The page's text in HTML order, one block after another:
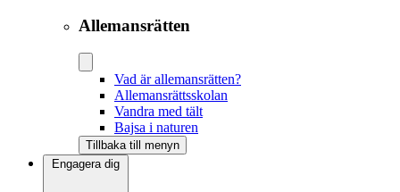
Allemansrätten
Vad är allemansrätten?
Allemansrättsskolan
Vandra med tält
Bajsa i naturen
Tillbaka till menyn
Engagera dig